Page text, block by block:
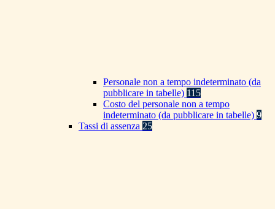
Personale non a tempo indeterminato (da
pubblicare in tabelle) 115
Costo del personale non a tempo
indeterminato (da pubblicare in tabelle) 9
Tassi di assenza 25